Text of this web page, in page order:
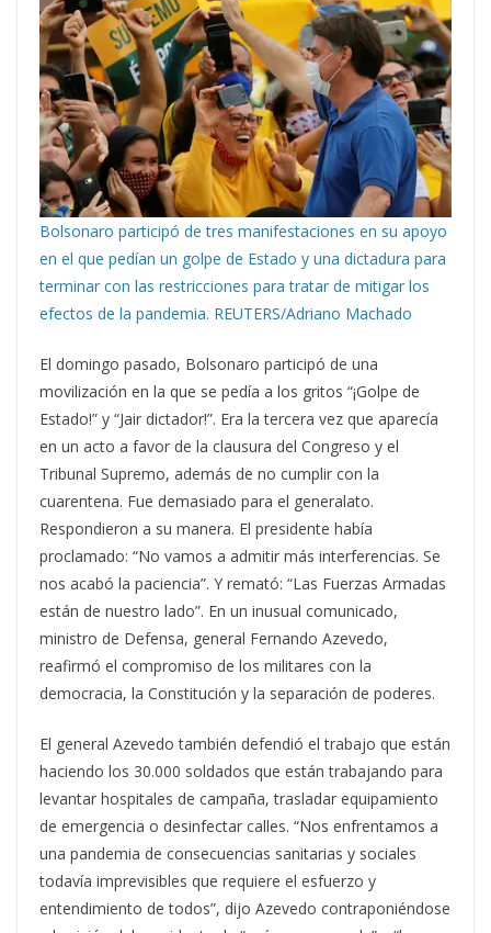
Bolsonaro participó de tres manifestaciones en su apoyo
en el que pedían un golpe de Estado y una dictadura para
terminar con las restricciones para tratar de mitigar los
efectos de la pandemia. REUTERS/Adriano Machado
El domingo pasado, Bolsonaro participó de una
movilización en la que se pedía a los gritos “¡Golpe de
Estado!” y “Jair dictador!”. Era la tercera vez que aparecía
en un acto a favor de la clausura del Congreso y el
Tribunal Supremo, además de no cumplir con la
cuarentena. Fue demasiado para el generalato.
Respondieron a su manera. El presidente había
proclamado: “No vamos a admitir más interferencias. Se
nos acabó la paciencia”. Y remató: “Las Fuerzas Armadas
están de nuestro lado”. En un inusual comunicado,
ministro de Defensa, general Fernando Azevedo,
reafirmó el compromiso de los militares con la
democracia, la Constitución y la separación de poderes.
El general Azevedo también defendió el trabajo que están
haciendo los 30.000 soldados que están trabajando para
levantar hospitales de campaña, trasladar equipamiento
de emergencia o desinfectar calles. “Nos enfrentamos a
una pandemia de consecuencias sanitarias y sociales
todavía imprevisibles que requiere el esfuerzo y
entendimiento de todos”, dijo Azevedo contraponiéndose